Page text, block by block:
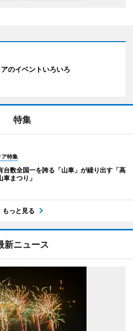
のイベントいろいろ
特集
ア特集
台数全国一を誇る「山車」が繰り出す「高
車まつり」
もっと見る
新ニュース